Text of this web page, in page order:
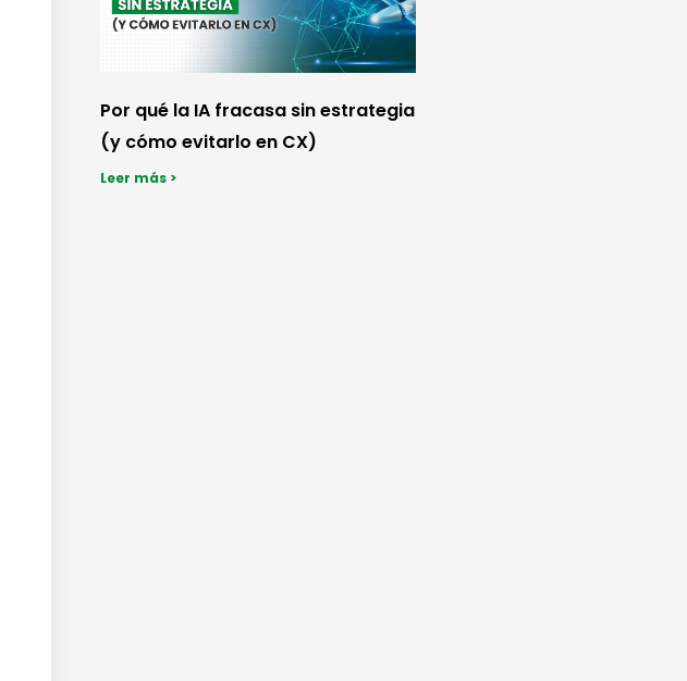
Por qué la IA fracasa sin estrategia
(y cómo evitarlo en CX)
Leer más >